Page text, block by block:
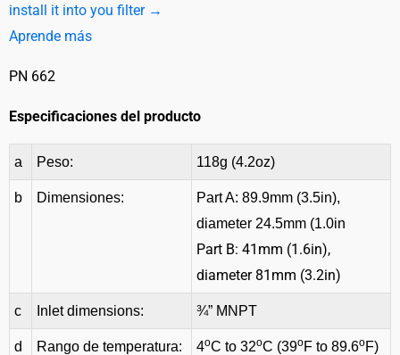
install it into you filter →
Aprende más
PN 662
Especificaciones del producto
a Peso: 118g (4.2oz)
b Dimensiones:
Part A: 89.9mm (3.5in),
diameter 24.5mm (1.0in
Part B: 41mm (1.6in),
diameter 81mm (3.2in)
c Inlet dimensions: ¾” MNPT
d Rango de temperatura: 4oC to 32oC (39oF to 89.6oF)